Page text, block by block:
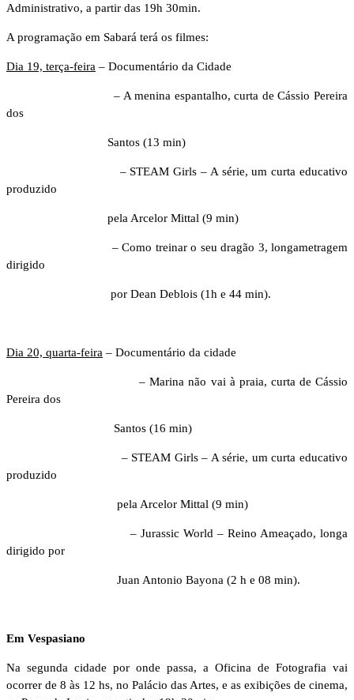
Administrativo, a partir das 19h 30min.
A programação em Sabará terá os filmes:
Dia 19, terça-feira – Documentário da Cidade
– A menina espantalho, curta de Cássio Pereira
dos
Santos (13 min)
– STEAM Girls – A série, um curta educativo
produzido
pela Arcelor Mittal (9 min)
– Como treinar o seu dragão 3, longametragem
dirigido
por Dean Deblois (1h e 44 min).
Dia 20, quarta-feira – Documentário da cidade
– Marina não vai à praia, curta de Cássio
Pereira dos
Santos (16 min)
– STEAM Girls – A série, um curta educativo
produzido
pela Arcelor Mittal (9 min)
– Jurassic World – Reino Ameaçado, longa
dirigido por
Juan Antonio Bayona (2 h e 08 min).
Em Vespasiano
Na segunda cidade por onde passa, a Oficina de Fotografia vai
ocorrer de 8 às 12 hs, no Palácio das Artes, e as exibições de cinema,